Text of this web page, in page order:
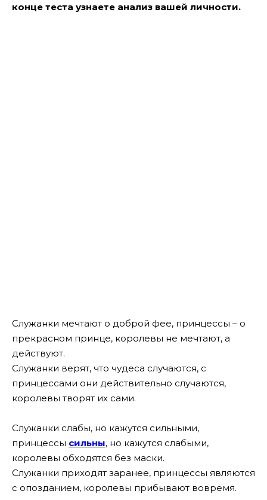
конце теста узнаете анализ вашей личности.
Служанки мечтают о доброй фее, принцессы – о
прекрасном принце, королевы не мечтают, а
действуют.
Служанки верят, что чудеса случаются, с
принцессами они действительно случаются,
королевы творят их сами.
Служанки слабы, но кажутся сильными,
принцессы сильны, но кажутся слабыми,
королевы обходятся без маски.
Служанки приходят заранее, принцессы являются
с опозданием, королевы прибывают вовремя.